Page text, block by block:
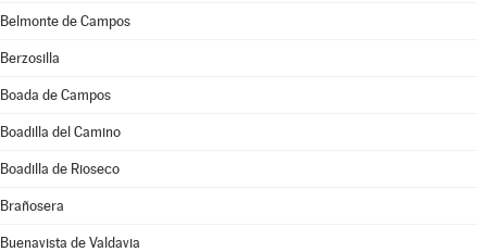
Belmonte de Campos
Berzosilla
Boada de Campos
Boadilla del Camino
Boadilla de Rioseco
Brañosera
Buenavista de Valdavia